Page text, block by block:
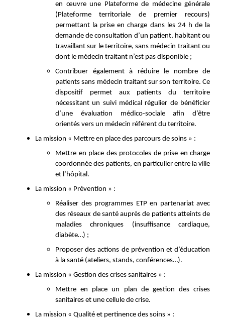
en œuvre une Plateforme de médecine générale
(Plateforme territoriale de premier recours)
permettant la prise en charge dans les 24 h de la
demande de consultation d’un patient, habitant ou
travaillant sur le territoire, sans médecin traitant ou
dont le médecin traitant n’est pas disponible ;
Contribuer également à réduire le nombre de
patients sans médecin traitant sur son territoire. Ce
dispositif permet aux patients du territoire
nécessitant un suivi médical régulier de bénéficier
d’une évaluation médico-sociale afin d’être
orientés vers un médecin référent du territoire.
La mission « Mettre en place des parcours de soins » :
Mettre en place des protocoles de prise en charge
coordonnée des patients, en particulier entre la ville
et l’hôpital.
La mission « Prévention » :
Réaliser des programmes ETP en partenariat avec
des réseaux de santé auprès de patients atteints de
maladies chroniques (insuffisance cardiaque,
diabète…) ;
Proposer des actions de prévention et d’éducation
à la santé (ateliers, stands, conférences…).
La mission « Gestion des crises sanitaires » :
Mettre en place un plan de gestion des crises
sanitaires et une cellule de crise.
La mission « Qualité et pertinence des soins » :